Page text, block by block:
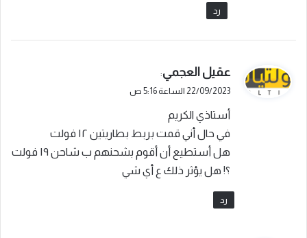
رد
ي
ق
ل
عقيل العجمي:
22/09/2023 الساعة 5:16 ص
أستاذي الكريم
في حال أني قمت بربط بطاريتين ١٢ فولت
هل أستطيع أن أقوم بشحنهم ب شاحن ١٩ فولت
؟! هل يؤثر ذلك ع أي شي
رد